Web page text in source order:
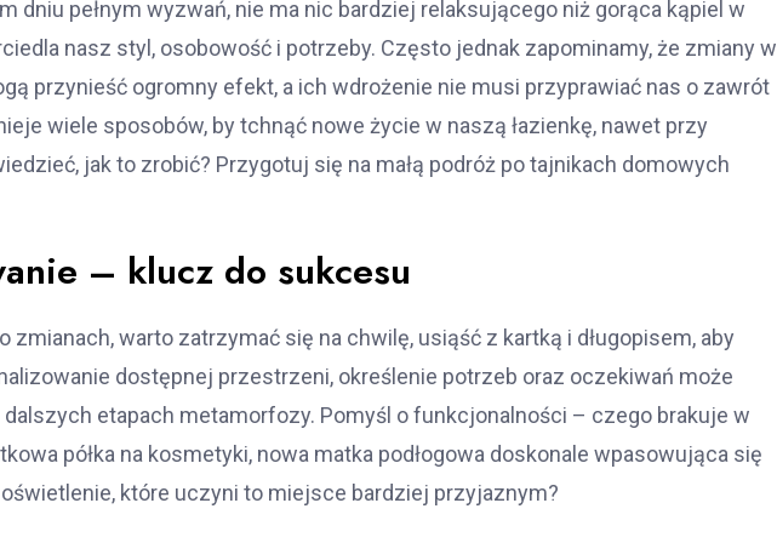
dniu pełnym wyzwań, nie ma nic bardziej relaksującego niż gorąca kąpiel w
nasz styl, osobowość i potrzeby. Często jednak zapominamy, że zmiany w
przynieść ogromny efekt, a ich wdrożenie nie musi przyprawiać nas o zawrót
wiele sposobów, by tchnąć nowe życie w naszą łazienkę, nawet przy
jak to zrobić? Przygotuj się na małą podróż po tajnikach domowych
– klucz do sukcesu
warto zatrzymać się na chwilę, usiąść z kartką i długopisem, aby
dostępnej przestrzeni, określenie potrzeb oraz oczekiwań może
etapach metamorfozy. Pomyśl o funkcjonalności – czego brakuje w
półka na kosmetyki, nowa matka podłogowa doskonale wpasowująca się
które uczyni to miejsce bardziej przyjaznym?